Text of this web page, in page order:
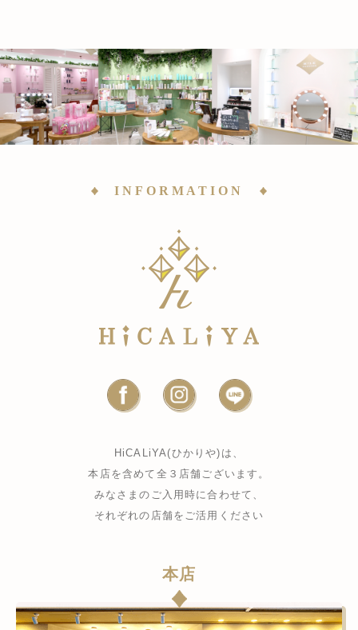
INFORMATION
HiCALiYA(ひかりや)は、
本店を含めて全３店舗ございます。
みなさまのご入用時に合わせて、
それぞれの店舗をご活用ください
本店